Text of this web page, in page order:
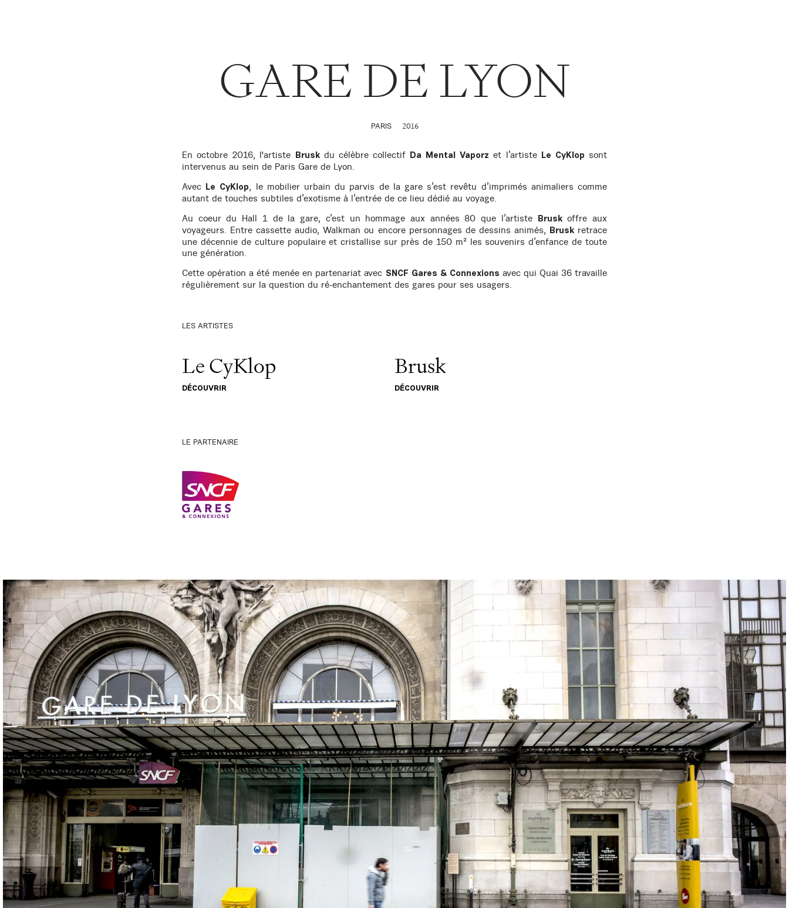
GARE DE LYON
PARIS 2016
En octobre 2016, l'artiste Bruskdu célèbre collectifDa Mental Vaporz et l’artiste Le CyKlop sont
intervenus au sein de Paris Gare de Lyon.
Avec
Le CyKlop, le mobilier urbain du parvis de la gare s’est revêtu d’imprimés animaliers comme
autant de touches subtiles d’exotisme à l’entrée de ce lieu dédié au voyage.
Au coeur du Hall 1 de la gare, c’est un hommage aux années 80 que l’artiste
Bruskoffre aux
voyageurs. Entre cassette audio, Walkman ou encore personnages de dessins animés,
Bruskretrace
une décennie de culture populaire et cristallise sur près de 150 m² les souvenirs d’enfance de toute
une génération.
Cette opération a été menée en partenariat avec SNCF Gares & Connexions avec qui Quai 36 travaille
régulièrement sur la question du ré-enchantement des gares pour ses usagers.
LES ARTISTES
Le CyKlop
DÉCOUVRIR
Brusk
DÉCOUVRIR
LE PARTENAIRE